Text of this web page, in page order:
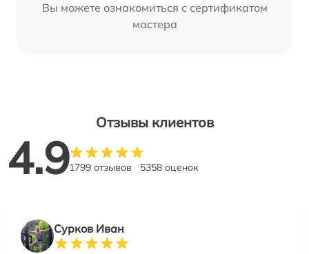
Вы можете ознакомиться с сертификатом
мастера
Отзывы клиентов
4.91799 отзывов 5358 оценок
Сурков Иван